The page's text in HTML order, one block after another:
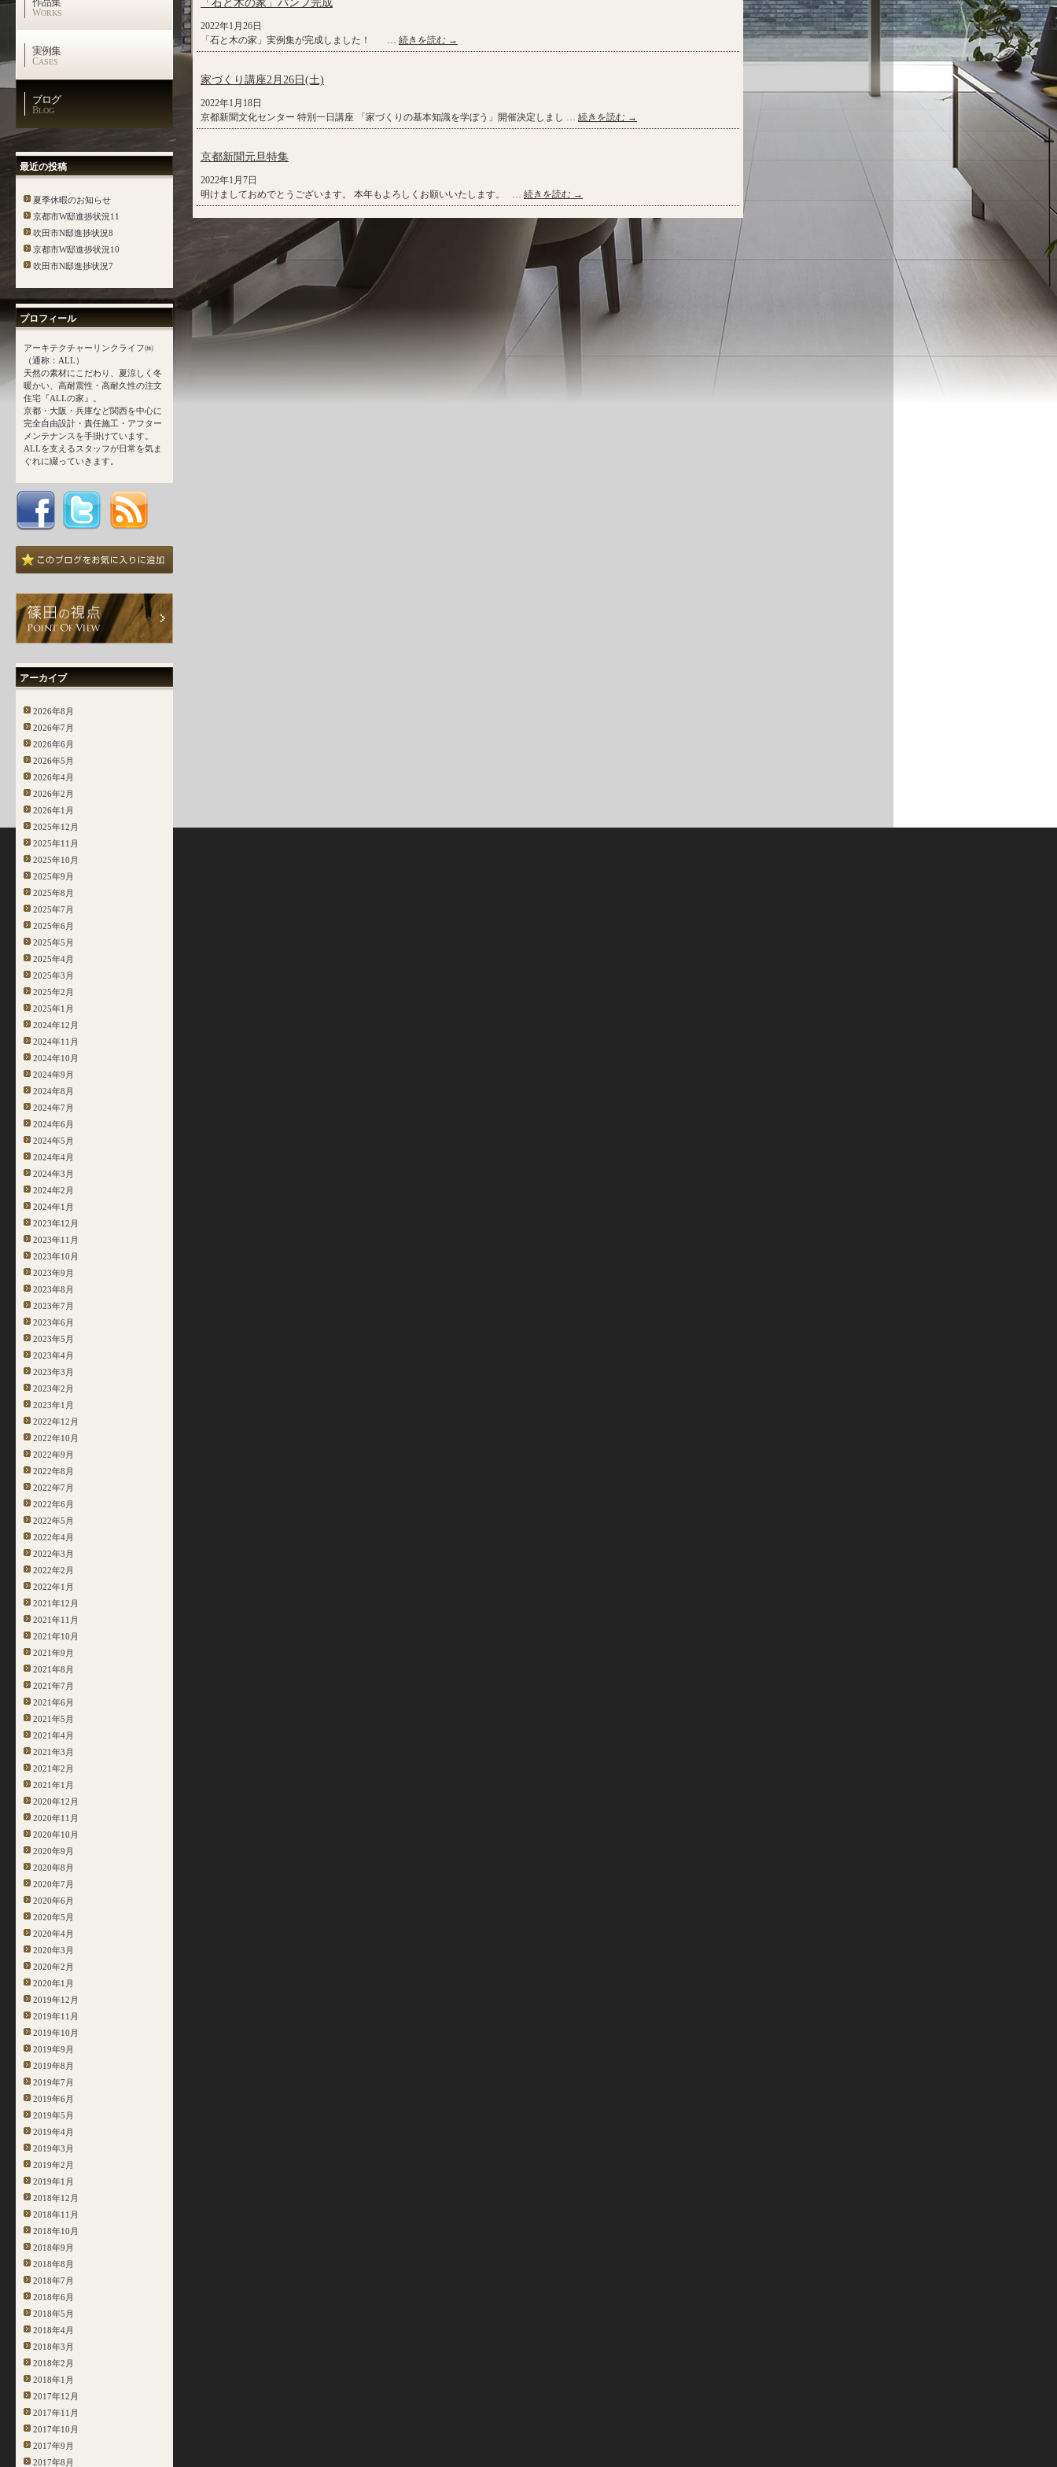
WORKS
実例集
CASES
ブログ
BLOG
最近の投稿
夏季休暇のお知らせ
京都市W邸進捗状況11
吹田市N邸進捗状況8
京都市W邸進捗状況10
吹田市N邸進捗状況7
プロフィール
アーキテクチャーリンクライフ㈱
（通称：ALL）
天然の素材にこだわり、夏涼しく冬
暖かい、高耐震性・高耐久性の注文
住宅『ALLの家』。
京都・大阪・兵庫など関西を中心に
完全自由設計・責任施工・アフター
メンテナンスを手掛けています。
ALLを支えるスタッフが日常を気ま
ぐれに綴っていきます。
アーカイブ
2026年8月
2026年7月
2026年6月
2026年5月
2026年4月
2026年2月
2026年1月
2025年12月
2025年11月
2025年10月
2025年9月
2025年8月
2025年7月
2025年6月
2025年5月
2025年4月
2025年3月
2025年2月
2025年1月
2024年12月
2024年11月
2024年10月
2024年9月
2024年8月
2024年7月
2024年6月
2024年5月
2024年4月
2024年3月
2024年2月
2024年1月
2023年12月
2023年11月
2023年10月
2023年9月
2023年8月
2023年7月
2023年6月
2023年5月
2023年4月
2023年3月
2023年2月
2023年1月
2022年12月
2022年10月
2022年9月
2022年8月
2022年7月
2022年6月
2022年5月
2022年4月
2022年3月
2022年2月
2022年1月
2021年12月
2021年11月
2021年10月
2021年9月
2021年8月
2021年7月
2021年6月
2021年5月
2021年4月
2021年3月
2021年2月
2021年1月
2020年12月
2020年11月
2020年10月
2020年9月
2020年8月
2020年7月
2020年6月
2020年5月
2020年4月
2020年3月
2020年2月
2020年1月
2019年12月
2019年11月
2019年10月
2019年9月
2019年8月
2019年7月
2019年6月
2019年5月
2019年4月
2019年3月
2019年2月
2019年1月
2018年12月
2018年11月
2018年10月
2018年9月
2018年8月
2018年7月
2018年6月
2018年5月
2018年4月
2018年3月
2018年2月
2018年1月
2017年12月
2017年11月
2017年10月
2017年9月
2017年8月
「石と木の家」パンフ完成
2022年1月26日
「石と木の家」実例集が完成しました！ … 続きを読む →
家づくり講座2月26日(土)
2022年1月18日
京都新聞文化センター 特別一日講座 「家づくりの基本知識を学ぼう」開催決定しまし … 続きを読む →
京都新聞元旦特集
2022年1月7日
明けましておめでとうございます。 本年もよろしくお願いいたします。 … 続きを読む →